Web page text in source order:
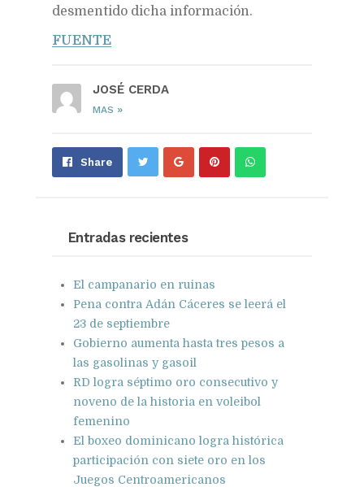
desmentido dicha información.
FUENTE
JOSÉ CERDA
MAS »
Share Share Pin Send
Entradas recientes
El campanario en ruinas
Pena contra Adán Cáceres se leerá el
23 de septiembre
Gobierno aumenta hasta tres pesos a
las gasolinas y gasoil
RD logra séptimo oro consecutivo y
noveno de la historia en voleibol
femenino
El boxeo dominicano logra histórica
participación con siete oro en los
Juegos Centroamericanos